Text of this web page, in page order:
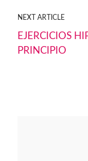
NEXT ARTICLE
EJERCICIOS
PRINCIPIO